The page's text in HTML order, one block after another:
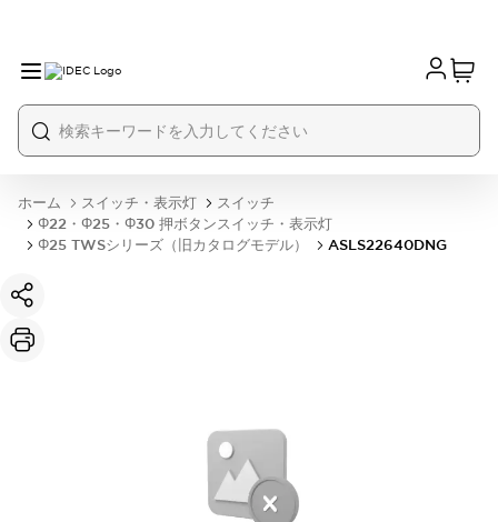
ホーム スイッチ・表示灯
スイッチ
Φ22・Φ25・Φ30 押ボタンスイッチ・表示灯
Φ25 TWSシリーズ（旧カタログモデル）
ASLS22640DNG